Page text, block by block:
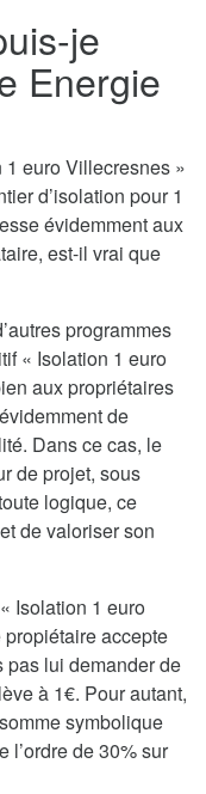
je
Energie
euro Villecresnes »
d’isolation pour 1
évidemment aux
est-il vrai que
programmes
« Isolation 1 euro
aux propriétaires
de
Dans ce cas, le
de projet, sous
logique, ce
de valoriser son
Isolation 1 euro
accepte
pas lui demander de
à 1€. Pour autant,
symbolique
l’ordre de 30% sur